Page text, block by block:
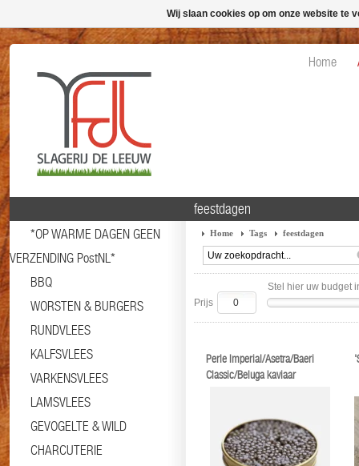
Home
*OP WARME DAGEN GEEN
VERZENDING PostNL*
BBQ
WORSTEN & BURGERS
RUNDVLEES
KALFSVLEES
VARKENSVLEES
LAMSVLEES
GEVOGELTE & WILD
CHARCUTERIE
feestdagen
Home Tags feestdagen
Stel hier uw budget
Prijs
Perle Imperial/Asetra/Baeri
Classic/Beluga kaviaar
Wij slaan cookies op om onze website te